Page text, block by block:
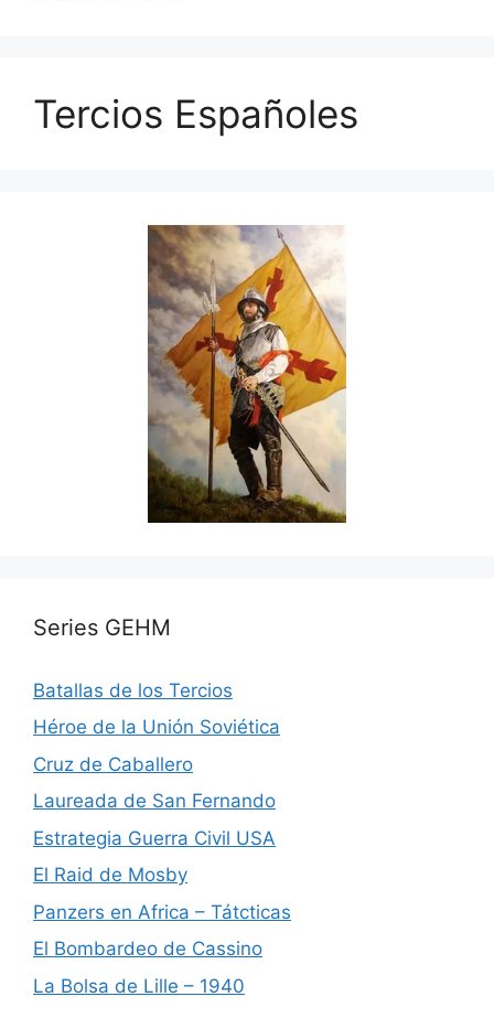
Tercios Españoles
Series GEHM
Batallas de los Tercios
Héroe de la Unión Soviética
Cruz de Caballero
Laureada de San Fernando
Estrategia Guerra Civil USA
El Raid de Mosby
Panzers en Africa – Tátcticas
El Bombardeo de Cassino
La Bolsa de Lille – 1940